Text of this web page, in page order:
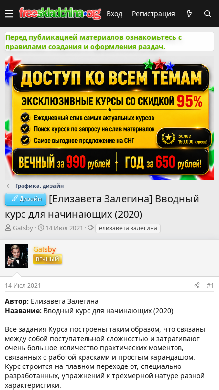
Вход Регистрация
Перед публикацией материалов ознакомьтесь с
правилами создания и оформления раздач.
Графика, дизайн
Дизайн
[Елизавета Залегина] Вводный
курс для начинающих (2020)
А
т
о
р
м
ы
Gatsby
Д
т
а
н
а
л
а
14 Июл 2021
Телизавета залегина
Gatsby
ВЕЧНЫЙ
14 Июл 2021 #1
Автор: Елизавета Залегина
Название: Вводный курс для начинающих (2020)
Все задания Курса построены таким образом, что связаны
между собой поступательной сложностью и затрагивают
очень большое количество практических моментов,
связанных с работой красками и простым карандашом.
Курс строится на плавном переходе от, специально
разработанных, упражнений к трёхмерной натуре разной
характеристики.